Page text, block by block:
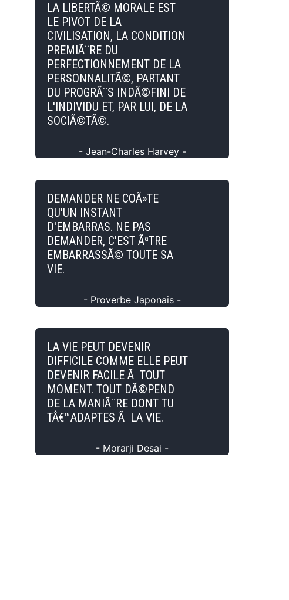
LA LIBERTÃ© MORALE EST
LE PIVOT DE LA
CIVILISATION, LA CONDITION
PREMIÃ¨RE DU
PERFECTIONNEMENT DE LA
PERSONNALITÃ©, PARTANT
DU PROGRÃ¨S INDÃ©FINI DE
L'INDIVIDU ET, PAR LUI, DE LA
SOCIÃ©TÃ©.
- Jean-Charles Harvey -
DEMANDER NE COÃ»TE
QU'UN INSTANT
D'EMBARRAS. NE PAS
DEMANDER, C'EST ÃªTRE
EMBARRASSÃ© TOUTE SA
VIE.
- Proverbe Japonais -
LA VIE PEUT DEVENIR
DIFFICILE COMME ELLE PEUT
DEVENIR FACILE Ã TOUT
MOMENT. TOUT DÃ©PEND
DE LA MANIÃ¨RE DONT TU
TÂ€™ADAPTES Ã LA VIE.
- Morarji Desai -